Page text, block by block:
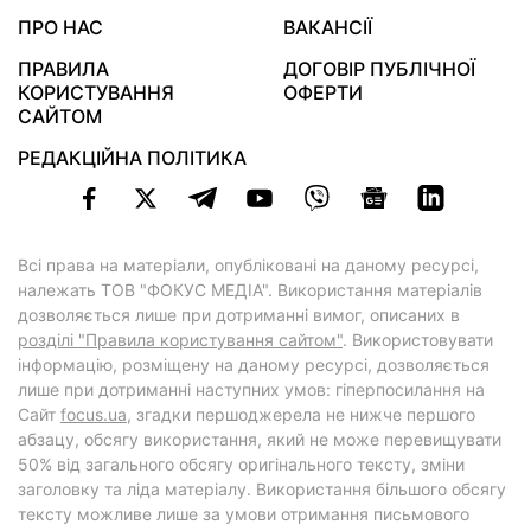
ПРО НАС
ВАКАНСІЇ
ПРАВИЛА
КОРИСТУВАННЯ
САЙТОМ
ДОГОВІР ПУБЛІЧНОЇ
ОФЕРТИ
РЕДАКЦІЙНА ПОЛІТИКА
Всі права на матеріали, опубліковані на даному ресурсі,
належать ТОВ "ФОКУС МЕДІА". Використання матеріалів
дозволяється лише при дотриманні вимог, описаних в
розділі "Правила користування сайтом". Використовувати
інформацію, розміщену на даному ресурсі, дозволяється
лише при дотриманні наступних умов: гіперпосилання на
Cайт focus.ua, згадки першоджерела не нижче першого
абзацу, обсягу використання, який не може перевищувати
50% від загального обсягу оригінального тексту, зміни
заголовку та ліда матеріалу. Використання більшого обсягу
тексту можливе лише за умови отримання письмового